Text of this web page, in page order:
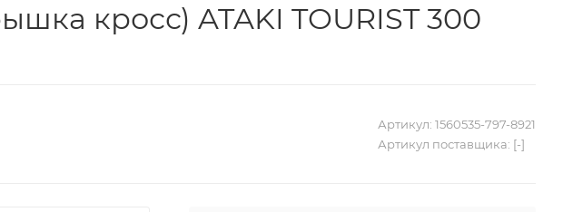
кросс) ATAKI TOURIST 300
Артикул: 1560535-797-8921
Артикул поставщика: [-]